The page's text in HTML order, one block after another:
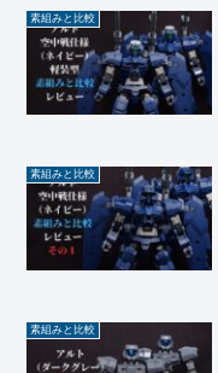
素組みと比較
素組みと比較
素組みと比較